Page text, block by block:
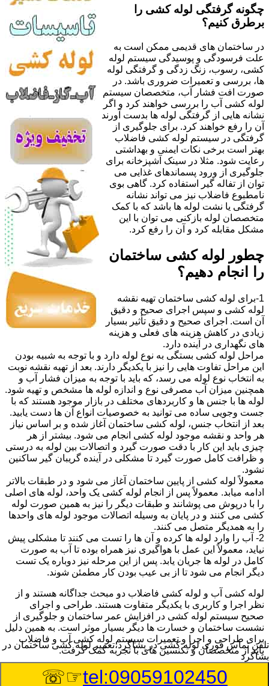
چگونه گرفتگی لوله کشی را
برطرق کنیم؟
در ساختمان های قدیمی ممکن است به
علت فرسودگی و پوسیدگی سیستم لوله
کشی، رسوب، زنگ زدگی و گرفتگی لوله
ها، بررسی و تعمیرات ضروری باشد. در
صورت افت فشار آب، متخصصان سیستم
لوله کشی آب را بررسی خواهند کرد و اگر
نشانه هایی از گرفتگی لوله ها بدست آورند
آن را رفع خواهند کرد. برای جلوگیری از
گرفتگی در سیستم لوله کشی فاضلاب
بهتر است برخی نکات ایمنی و بهداشتی
رعایت شود. مثلا در سینک آشپزخانه برای
جلوگیری از ورود پسماندهای غذایی می
توان از تفاله گیر استفاده کرد. گاهی بوی
نامطبوع فاضلاب نیز می تواند نشانه
گرفتگی یا نشت لوله ها باشد که با کمک
متخصصان لوله بازکنی می توان با این
مشکل مقابله کرد و آن را رفع کرد.
چطور لوله کشی ساختمان
را انجام دهیم؟
1-برای لوله کشی ساختمان تهیه نقشه
لوله کشی و سپس اجرای صحیح و دقیق
آن است. اجرای صحیح و دقیق تأثیر بسیار
زیادی در کاهش هزینه های فعلی و هزینه
های نگهداری در آینده دارد.
مراحل لوله کشی بستگی به نوع لوله دارد و با توجه به شبیه بودن
این مراحل تفاوت هایی را نیز با یکدیگر دارند. بعد از تهیه نقشه نوبت
به انتخاب نوع لوله می رسد، که باید با توجه به میزان فشار آب و
همچنین میزان آب مصرفی نوع و اندازه لوله ها مشخص و تهیه شود.
لوله ها با جنس ها و کاربردهای مختلف در بازار موجود هستند که با
جست وجویی ساده می توانید به خصوصیات انواع آن ها دست یابید.
بعد از انتخاب جنس، لوله کشی ساختمان آغاز شده و بر اساس نیاز
هر واحد و نقشه موجود لوله کشی انجام می شود. بیشتر از هر
چیزی باید این کار با دقت صورت گیرد و اتصالات بین لوله به درستی
و ظرافت کامل صورت گیرد تا مشکلی در آینده گریبان گیر ساکنین
نشود.
معمولاً لوله کشی از پایین ساختمان آغاز می شود و در طبقات بالاتر
ادامه میابد. معمولاً پس از انجام لوله کشی یک واحد، لوله های اصلی
را با درپوش می پوشانند و طبقات دیگر را نیز به همین صورت لوله
کشی می کنند و در پایان به وسیله اتصالات موجود لوله های واحدها
را به همدیگر متصل می کنند.
2- آب را وارد لوله ها کرده و آن ها را تست می کنند تا مشکلی پیش
نیاید، معمولاً این عمل با هواگیری نیز همراه بوده تا آب به صورت
کامل در لوله ها جریان یابد. پس از این مرحله نیز دوباره یک تست
دیگر انجام می شود تا از بی عیب بودن کار مطمئن شوند.
لوله کشی آب و لوله کشی فاضلاب دو مبحث جداگانه هستند و از
نظر اجرا و کاربری با یکدیگر متفاوت هستند. طراحی و اجرای
صحیح سیستم لوله کشی در افزایش عمر ساختمان و جلوگیری از
نشست ساختمان و خسارت ها دیگر بسیار موثر است. به همین دلیل
برای طراحی و اجرا و تعمیرات سیستم لوله کشی آب و فاضلاب
باید از متخصصان و تکنسین های با تجربه کمک گرفت.
8/10/2026 6:01:17 AM
:Published Date
تلفن تماس فوریلوله کشی در بشاگرد،تعمیر لوله کشی ساختمان در
بشاگرد
tel:09059102450
☞☏